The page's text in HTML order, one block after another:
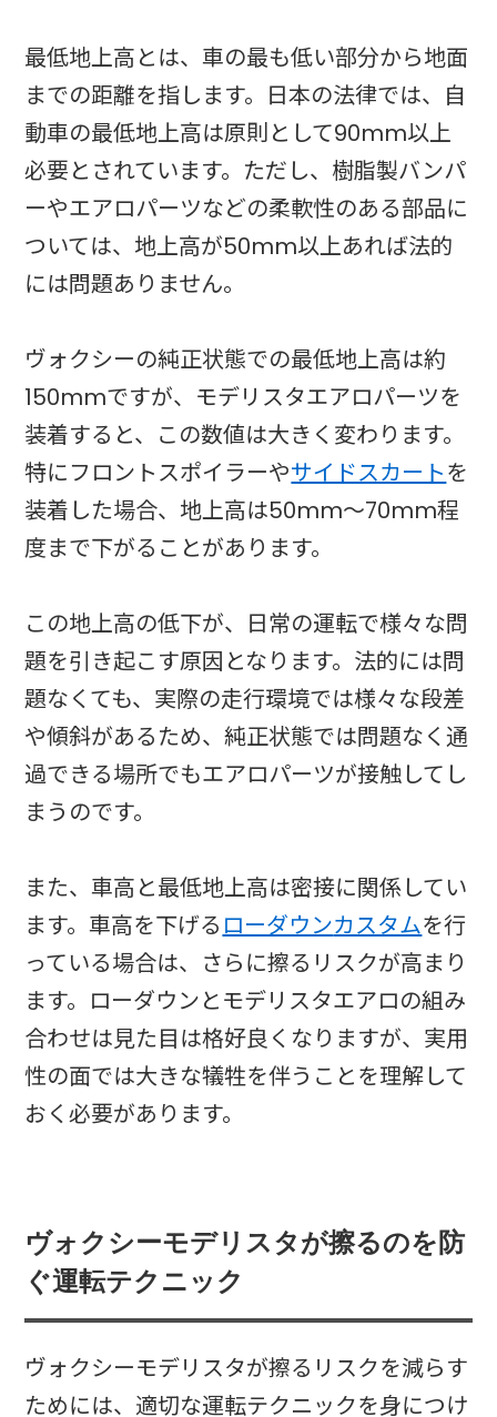
最低地上高とは、車の最も低い部分から地面
までの距離を指します。日本の法律では、自
動車の最低地上高は原則として90mm以上
必要とされています。ただし、樹脂製バンパ
ーやエアロパーツなどの柔軟性のある部品に
ついては、地上高が50mm以上あれば法的
には問題ありません。
ヴォクシーの純正状態での最低地上高は約
150mmですが、モデリスタエアロパーツを
装着すると、この数値は大きく変わります。
特にフロントスポイラーやサイドスカートを
装着した場合、地上高は50mm〜70mm程
度まで下がることがあります。
この地上高の低下が、日常の運転で様々な問
題を引き起こす原因となります。法的には問
題なくても、実際の走行環境では様々な段差
や傾斜があるため、純正状態では問題なく通
過できる場所でもエアロパーツが接触してし
まうのです。
また、車高と最低地上高は密接に関係してい
ます。車高を下げる ローダウンカスタムを行
っている場合は、さらに擦るリスクが高まり
ます。ローダウンとモデリスタエアロの組み
合わせは見た目は格好良くなりますが、実用
性の面では大きな犠牲を伴うことを理解して
おく必要があります。
ヴォクシーモデリスタが擦るのを防
ぐ運転テクニック
ヴォクシーモデリスタが擦るリスクを減らす
ためには、適切な運転テクニックを身につけ